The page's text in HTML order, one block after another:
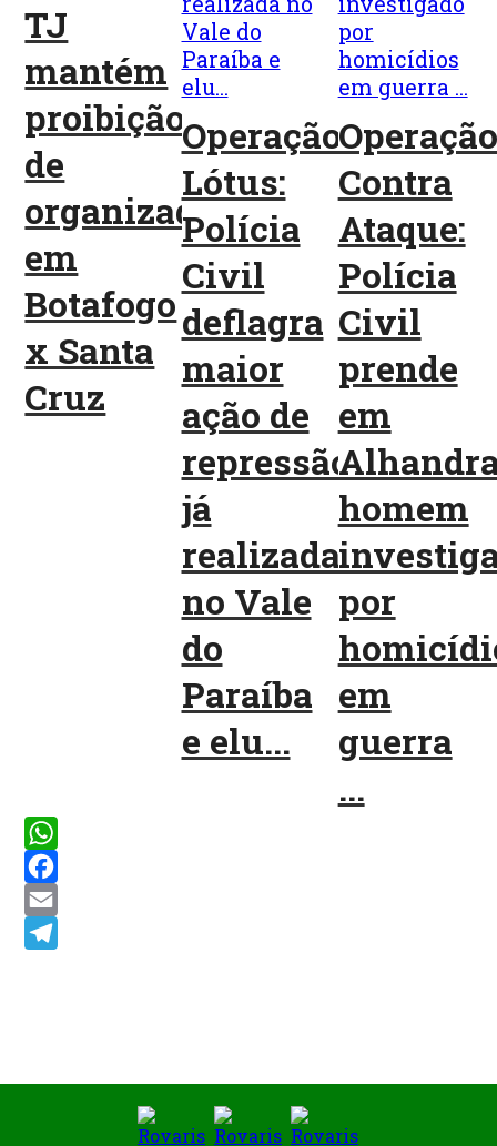
TJ
mantém
proibição
de
organizadas
em
Botafogo
x Santa
Cruz
Operação
Lótus:
Polícia
Civil
deflagra
maior
ação de
repressão
já
realizada
no Vale
do
Paraíba
e elu...
Operação
Contra
Ataque:
Polícia
Civil
prende
em
homem
por
em
guerra
...
WhatsApp
Facebook
Email